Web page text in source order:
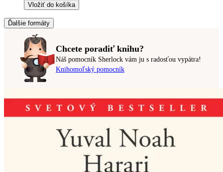
Vložiť do košíka
Ďalšie formáty
Chcete poradiť knihu?
Náš pomocník Sherlock vám ju s radosťou vypátra!
Knihomoľský pomocník